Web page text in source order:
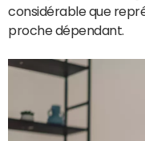
considérable que
proche dépendant.